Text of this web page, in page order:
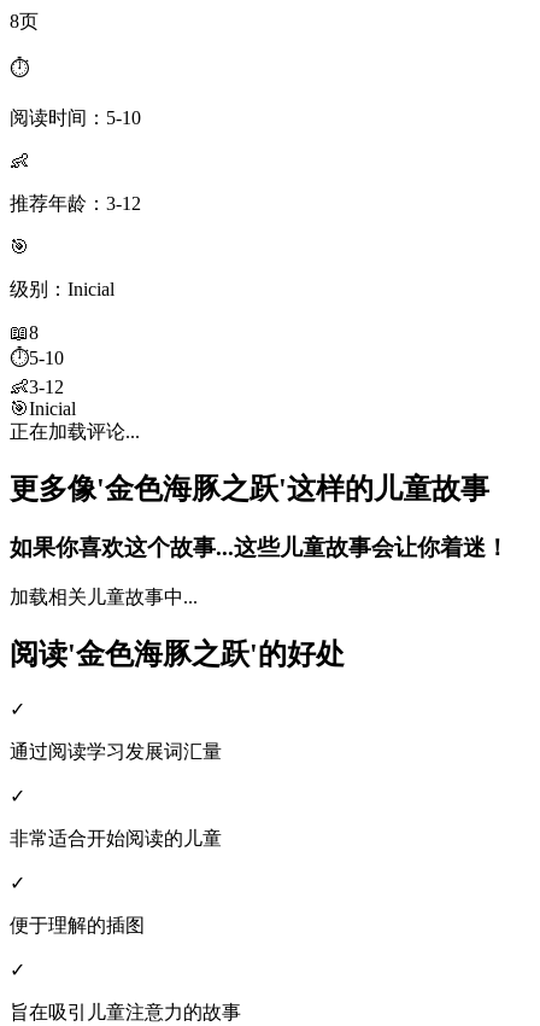
8页
⏱️
阅读时间：5-10
👶
推荐年龄：3-12
🎯
级别：Inicial
📖8
⏱️5-10
👶3-12
🎯Inicial
正在加载评论...
更多像'金色海豚之跃'这样的儿童故事
如果你喜欢这个故事...这些儿童故事会让你着迷！
加载相关儿童故事中...
阅读'金色海豚之跃'的好处
✓
通过阅读学习发展词汇量
✓
非常适合开始阅读的儿童
✓
便于理解的插图
✓
旨在吸引儿童注意力的故事